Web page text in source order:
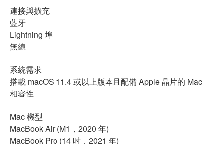
連接與擴充
藍牙
Lightning 埠
無線
系統需求
搭載 macOS 11.4 或以上版本且配備 Apple 晶片的 Mac
相容性
Mac 機型
MacBook Air (M1，2020 年)
MacBook Pro (14 吋，2021 年)